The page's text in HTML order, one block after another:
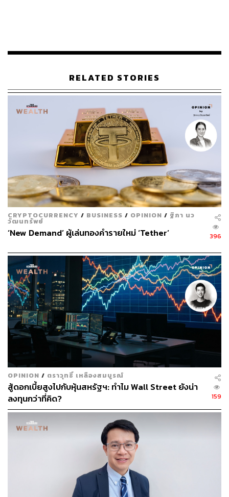
2015 ซึ่งกินเวลามาเกือบ 10 ปีแล้ว และมีการหันไปใช้สกุล
อย่างไรก็ตาม ยังไม่มีสกุลเงินใดที่สามารถเข้ามาแทนที่
ผลระยะยาว การลดการพึ่งพาดอลลาร์ (Dollar
Sensation) จะส่งผลในระยะยาวอย่างแน่นอน
ปัจจัยกดดันระยะสั้น การอ่อนค่าของดอลลาร์ในปีนี้เป็น
ผลจากวัฏจักรทางเศรษฐกิจ เนื่องจากอัตราดอกเบี้ยของ
ธนาคารกลางสหรัฐฯ (Fed) ได้ผ่านจุดสูงสุดไปแล้ว และ
ตัวเลขเศรษฐกิจเริ่มอ่อนแอลง ประกอบกับมุมมองที่
ชัดเจนของ Fed ที่จะมีการปรับลดอัตราดอกเบี้ยใน
อนาคต ทั้งหมดนี้ส่งผลให้เกิดการปรับลดสัดส่วน
ดอลลาร์ลง แต่จะไม่ใช่การปรับตัวที่เกิดขึ้นภายในปีนี้
หรือปีหน้า แต่เป็น Long-Term Effect
มุมมองตลาดพันธบัตรไทยและสหรัฐฯ
ตลาดพันธบัตรก็ได้รับผลกระทบจากการคาดการณ์การปรับ
ลดดอกเบี้ยนโยบายเช่นกัน โดยคาดการณ์ ดังนี้
1. พันธบัตรรัฐบาลไทย
ดอกเบี้ยระยะสั้น ภาพรวมนโยบายยังไม่เปลี่ยนจาก
เดือนที่แล้ว SCB คาดการณ์ว่า จะมีการปรับลดอัตรา
ดอกเบี้ยนโยบายอีก 1 ครั้งในช่วงสิ้นปีนี้ และอีก 1 ครั้ง
ในช่วงต้นปีหน้า โดยคาดว่าดอกเบี้ยระยะสั้นซึ่งปัจจุบัน
อยู่ที่ 1.55% มีโอกาสปรับลดลงไปเป็น 1% ได้ในปีหน้า
พันธบัตรระยะยาว อัตราผลตอบแทนพันธบัตรรัฐบาล
ไทยระยะยาวมีการ Price In การลดดอกเบี้ยไปค่อนข้าง
มากแล้ว อาจเห็นการปรับตัวขึ้นได้เล็กน้อย เนื่องจาก
RELATED STORIES
CRYPTOCURRENCY / BUSINESS / OPINION / ฐิภา นว
วัฒนทรัพย์
‘New Demand’ ผู้เล่นทองคำรายใหม่ ‘Tether’ 396
OPINION / ตราวุทธิ์ เหลืองสมบูรณ์
สู้ดอกเบี้ยสูงไปกับหุ้นสหรัฐฯ: ทำไม Wall Street ยังน่า
ลงทุนกว่าที่คิด?
159